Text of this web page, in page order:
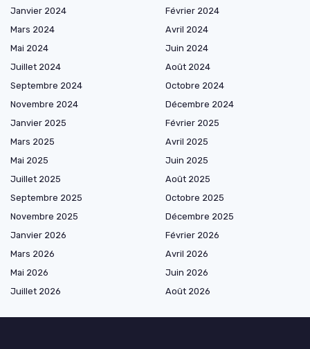
Janvier 2024
Février 2024
Mars 2024
Avril 2024
Mai 2024
Juin 2024
Juillet 2024
Août 2024
Septembre 2024
Octobre 2024
Novembre 2024
Décembre 2024
Janvier 2025
Février 2025
Mars 2025
Avril 2025
Mai 2025
Juin 2025
Juillet 2025
Août 2025
Septembre 2025
Octobre 2025
Novembre 2025
Décembre 2025
Janvier 2026
Février 2026
Mars 2026
Avril 2026
Mai 2026
Juin 2026
Juillet 2026
Août 2026